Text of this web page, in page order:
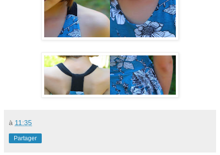
à 11:35
Partager